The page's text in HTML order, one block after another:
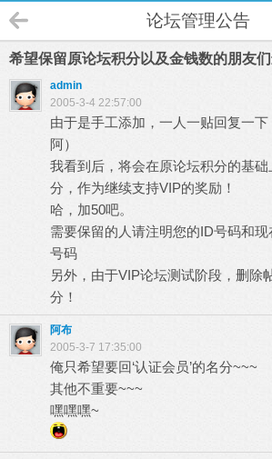
论坛管理公告
希望保留原论坛积分以及金钱数的朋友
admin
2005-3-4 22:57:00
由于是手工添加，一人一贴回复一
阿）
我看到后，将会在原论坛积分的基
分，作为继续支持VIP的奖励！
哈，加50吧。
需要保留的人请注明您的ID号码和
号码
另外，由于VIP论坛测试阶段，删除
分！
阿布
2005-3-7 17:35:00
俺只希望要回‘认证会员’的名分~~~
其他不重要~~~
嘿嘿嘿~